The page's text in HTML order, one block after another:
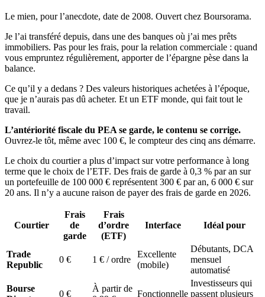
Le mien, pour l’anecdote, date de 2008. Ouvert chez Boursorama.
Je l’ai transféré depuis, dans une des banques où j’ai mes prêts
immobiliers. Pas pour les frais, pour la relation commerciale : quand
vous empruntez régulièrement, apporter de l’épargne pèse dans la
balance.
Ce qu’il y a dedans ? Des valeurs historiques achetées à l’époque,
que je n’aurais pas dû acheter. Et un ETF monde, qui fait tout le
travail.
L’antériorité fiscale du PEA se garde, le contenu se corrige.
Ouvrez-le tôt, même avec 100 €, le compteur des cinq ans démarre.
Le choix du courtier a plus d’impact sur votre performance à long
terme que le choix de l’ETF. Des frais de garde à 0,3 % par an sur
un portefeuille de 100 000 € représentent 300 € par an, 6 000 € sur
20 ans. Il n’y a aucune raison de payer des frais de garde en 2026.
Courtier
Frais
de
garde
Frais
d’ordre
(ETF)
Interface Idéal pour
Trade
Republic
0 € 1 € / ordre
Excellente
(mobile)
Débutants, DCA
mensuel
automatisé
Bourse
0 €
À partir de
Fonctionnelle
Investisseurs qui
passent plusieurs